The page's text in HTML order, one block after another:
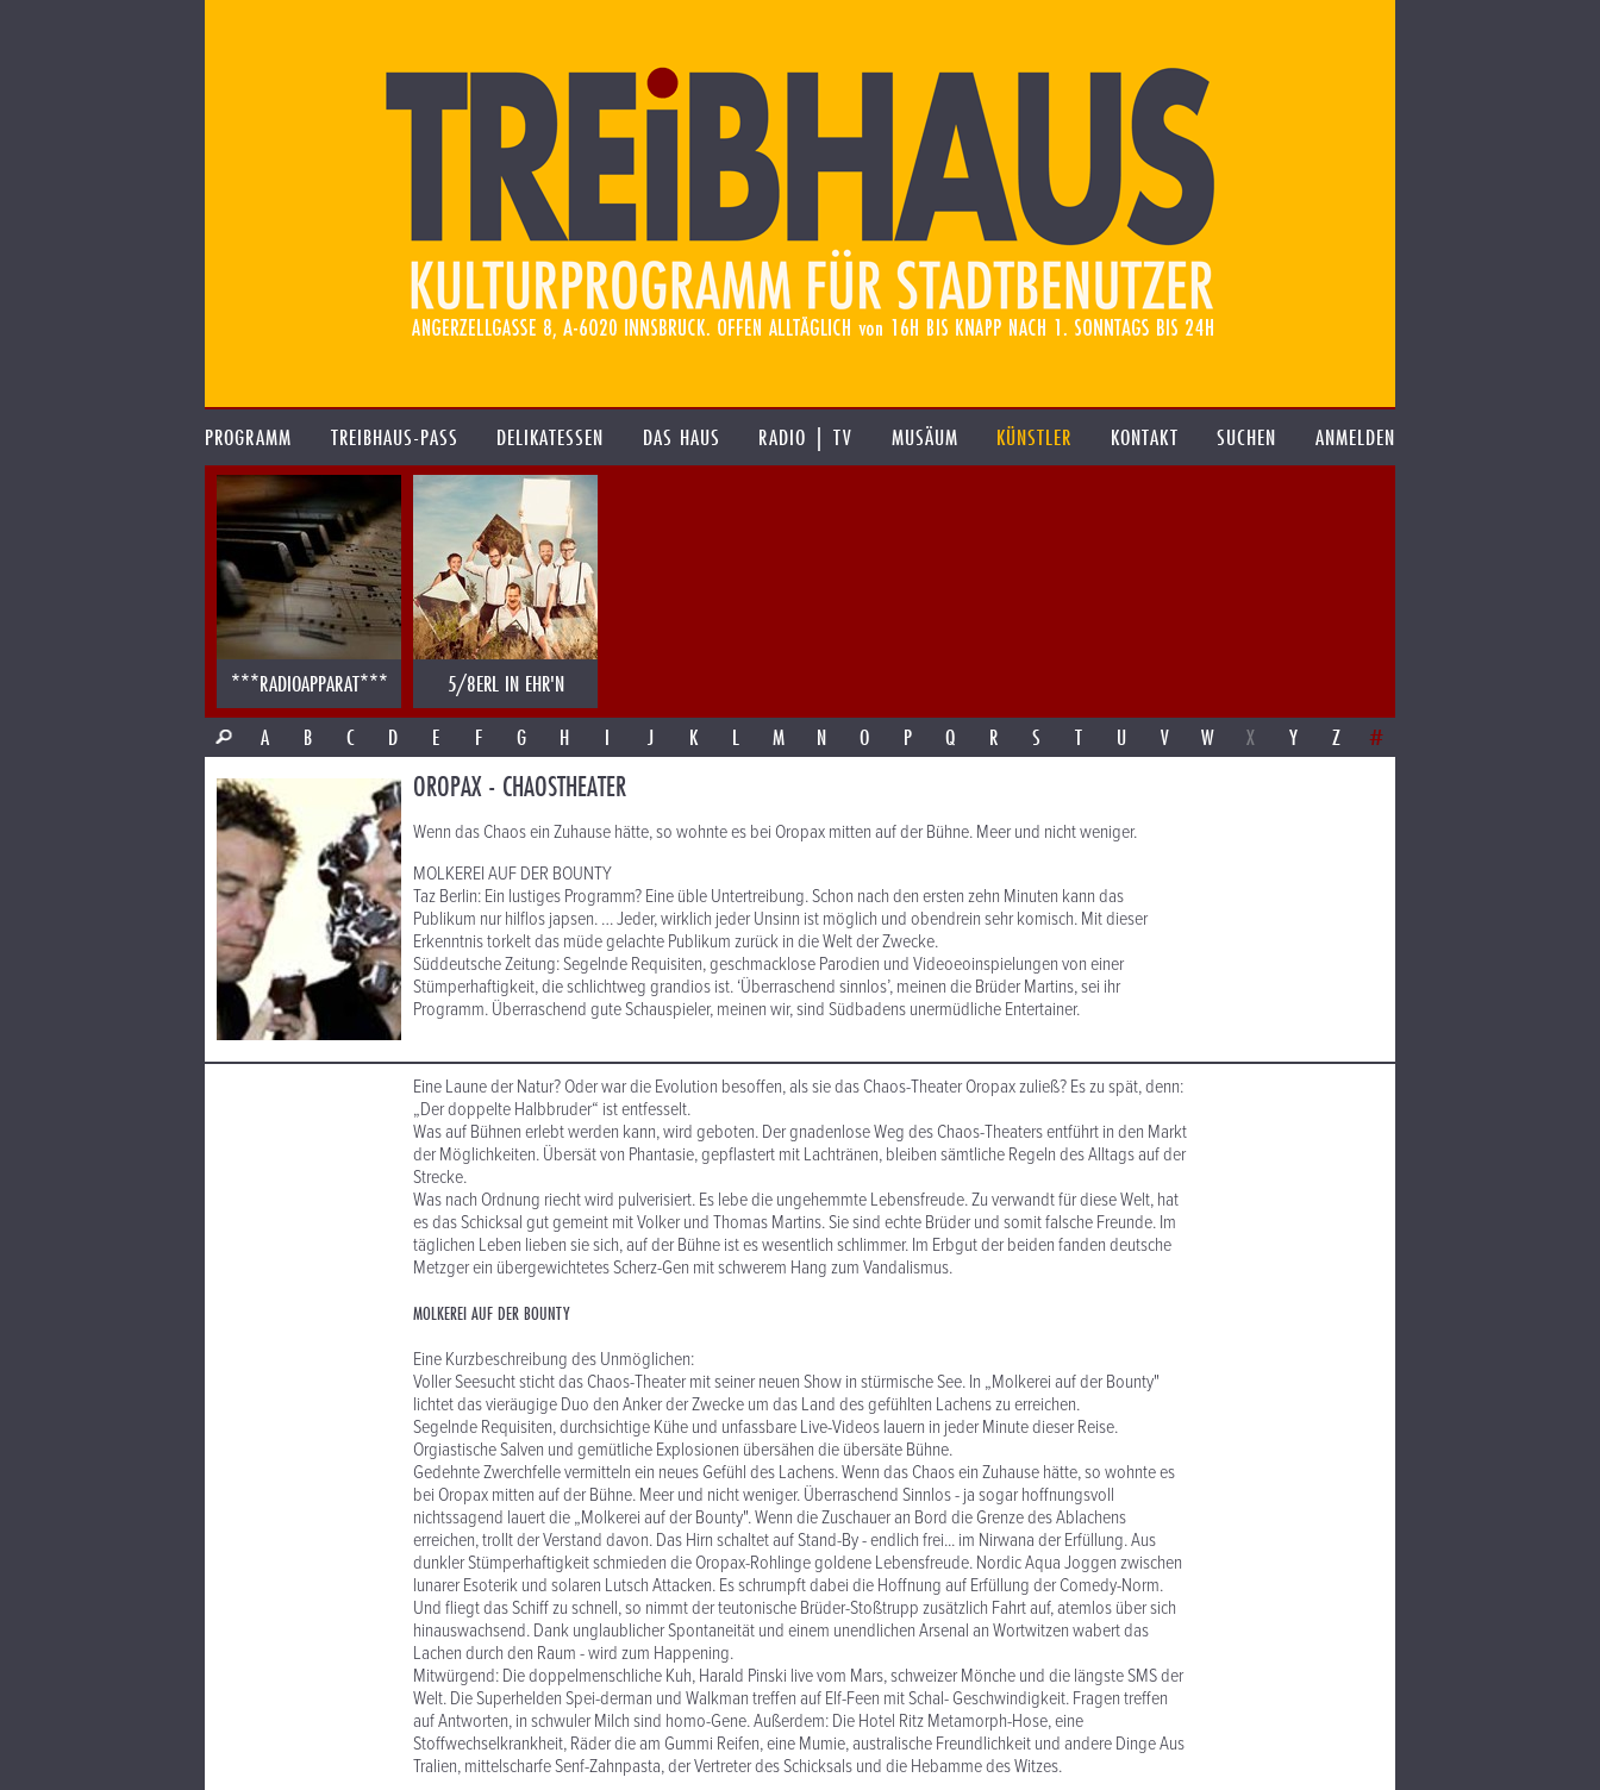
PROGRAMM TREIBHAUS-PASS DELIKATESSEN DAS HAUS RADIO | TV MUSÄUM KÜNSTLER KONTAKT SUCHEN ANMELDEN
***RADIOAPPARAT***
5/8ERL IN EHR'N
A
B C D E F G H I J K L M N O P Q R S T U V W X Y Z #
OROPAX - CHAOSTHEATER
Wenn das Chaos ein Zuhause hätte, so wohnte es bei Oropax mitten auf der Bühne. Meer und nicht weniger.
MOLKEREI AUF DER BOUNTY
Taz Berlin: Ein lustiges Programm? Eine üble Untertreibung. Schon nach den ersten zehn Minuten kann das
Publikum nur hilflos japsen. … Jeder, wirklich jeder Unsinn ist möglich und obendrein sehr komisch. Mit dieser
Erkenntnis torkelt das müde gelachte Publikum zurück in die Welt der Zwecke.
Süddeutsche Zeitung: Segelnde Requisiten, geschmacklose Parodien und Videoeoinspielungen von einer
Stümperhaftigkeit, die schlichtweg grandios ist. ‘Überraschend sinnlos’, meinen die Brüder Martins, sei ihr
Programm. Überraschend gute Schauspieler, meinen wir, sind Südbadens unermüdliche Entertainer.
Eine Laune der Natur? Oder war die Evolution besoffen, als sie das Chaos-Theater Oropax zuließ? Es zu spät, denn:
„Der doppelte Halbbruder“ ist entfesselt.
Was auf Bühnen erlebt werden kann, wird geboten. Der gnadenlose Weg des Chaos-Theaters entführt in den Markt
der Möglichkeiten. Übersät von Phantasie, gepflastert mit Lachtränen, bleiben sämtliche Regeln des Alltags auf der
Strecke.
Was nach Ordnung riecht wird pulverisiert. Es lebe die ungehemmte Lebensfreude. Zu verwandt für diese Welt, hat
es das Schicksal gut gemeint mit Volker und Thomas Martins. Sie sind echte Brüder und somit falsche Freunde. Im
täglichen Leben lieben sie sich, auf der Bühne ist es wesentlich schlimmer. Im Erbgut der beiden fanden deutsche
Metzger ein übergewichtetes Scherz-Gen mit schwerem Hang zum Vandalismus.
MOLKEREI AUF DER BOUNTY
Eine Kurzbeschreibung des Unmöglichen:
Voller Seesucht sticht das Chaos-Theater mit seiner neuen Show in stürmische See. In „Molkerei auf der Bounty"
lichtet das vieräugige Duo den Anker der Zwecke um das Land des gefühlten Lachens zu erreichen.
Segelnde Requisiten, durchsichtige Kühe und unfassbare Live-Videos lauern in jeder Minute dieser Reise.
Orgiastische Salven und gemütliche Explosionen übersähen die übersäte Bühne.
Gedehnte Zwerchfelle vermitteln ein neues Gefühl des Lachens. Wenn das Chaos ein Zuhause hätte, so wohnte es
bei Oropax mitten auf der Bühne. Meer und nicht weniger. Überraschend Sinnlos - ja sogar hoffnungsvoll
nichtssagend lauert die „Molkerei auf der Bounty". Wenn die Zuschauer an Bord die Grenze des Ablachens
erreichen, trollt der Verstand davon. Das Hirn schaltet auf Stand-By - endlich frei... im Nirwana der Erfüllung. Aus
dunkler Stümperhaftigkeit schmieden die Oropax-Rohlinge goldene Lebensfreude. Nordic Aqua Joggen zwischen
lunarer Esoterik und solaren Lutsch Attacken. Es schrumpft dabei die Hoffnung auf Erfüllung der Comedy-Norm.
Und fliegt das Schiff zu schnell, so nimmt der teutonische Brüder-Stoßtrupp zusätzlich Fahrt auf, atemlos über sich
hinauswachsend. Dank unglaublicher Spontaneität und einem unendlichen Arsenal an Wortwitzen wabert das
Lachen durch den Raum - wird zum Happening.
Mitwürgend: Die doppelmenschliche Kuh, Harald Pinski live vom Mars, schweizer Mönche und die längste SMS der
Welt. Die Superhelden Spei-derman und Walkman treffen auf Elf-Feen mit Schal- Geschwindigkeit. Fragen treffen
auf Antworten, in schwuler Milch sind homo-Gene. Außerdem: Die Hotel Ritz Metamorph-Hose, eine
Stoffwechselkrankheit, Räder die am Gummi Reifen, eine Mumie, australische Freundlichkeit und andere Dinge Aus
Tralien, mittelscharfe Senf-Zahnpasta, der Vertreter des Schicksals und die Hebamme des Witzes.